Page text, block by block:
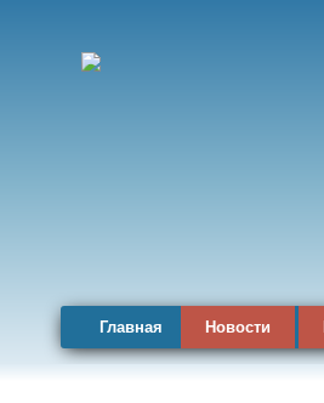
Главная Новости